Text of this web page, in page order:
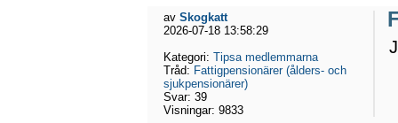
av Skogkatt
2026-07-18 13:58:29
Kategori: Tipsa medlemmarna
Tråd: Fattigpensionärer (ålders- och
sjukpensionärer)
Svar: 39
Visningar: 9833